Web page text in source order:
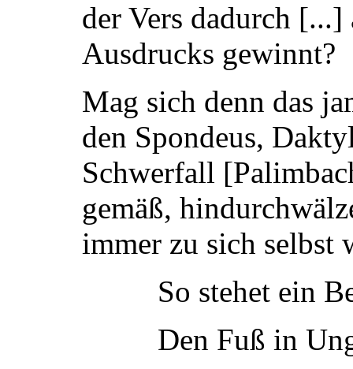
der Vers dadurch
Ausdrucks gewinnt?
Mag sich denn das
den Spondeus,
Schwerfall
gemäß,
immer zu sich selbst
So stehet ein
Den Fuß in